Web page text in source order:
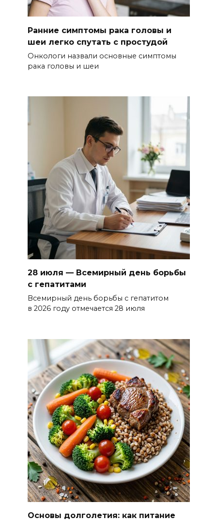
Ранние симптомы рака головы и
шеи легко спутать с простудой
Онкологи назвали основные симптомы
рака головы и шеи
28 июля — Всемирный день борьбы
с гепатитами
Всемирный день борьбы с гепатитом
в 2026 году отмечается 28 июля
Основы долголетия: как питание